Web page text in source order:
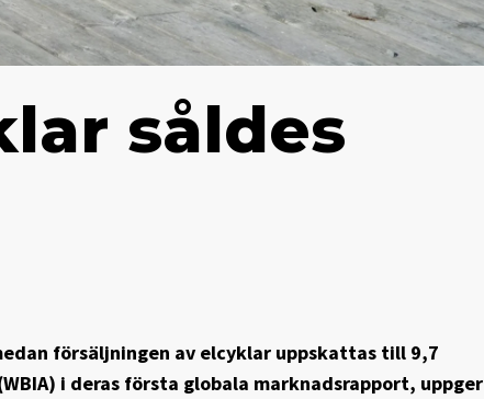
såldes
försäljningen av elcyklar uppskattas till 9,7
i deras första globala marknadsrapport, uppger